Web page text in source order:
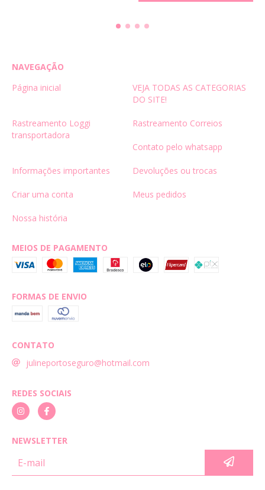
NAVEGAÇÃO
Página inicial
VEJA TODAS AS CATEGORIAS
DO SITE!
Rastreamento Loggi
transportadora
Rastreamento Correios
Contato pelo whatsapp
Informações importantes Devoluções ou trocas
Criar uma conta Meus pedidos
Nossa história
MEIOS DE PAGAMENTO
FORMAS DE ENVIO
CONTATO
julineportoseguro@hotmail.com
REDES SOCIAIS
NEWSLETTER